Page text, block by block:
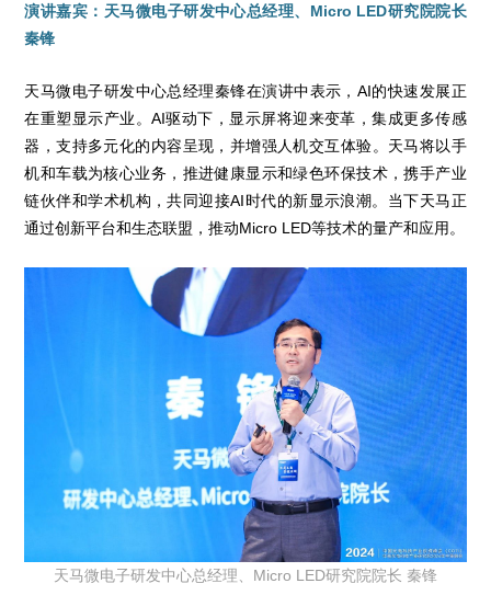
演讲嘉宾：天马微电子研发中心总经理、Micro LED研究院院长
秦锋
天马微电子研发中心总经理秦锋在演讲中表示，AI的快速发展正
在重塑显示产业。AI驱动下，显示屏将迎来变革，集成更多传感
器，支持多元化的内容呈现，并增强人机交互体验。天马将以手
机和车载为核心业务，推进健康显示和绿色环保技术，携手产业
链伙伴和学术机构，共同迎接AI时代的新显示浪潮。当下天马正
通过创新平台和生态联盟，推动Micro LED等技术的量产和应用。
天马微电子研发中心总经理、Micro LED研究院院长 秦锋